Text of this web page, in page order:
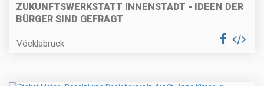
ZUKUNFTSWERKSTATT INNENSTADT - IDEEN DER
BÜRGER SIND GEFRAGT
Vöcklabruck